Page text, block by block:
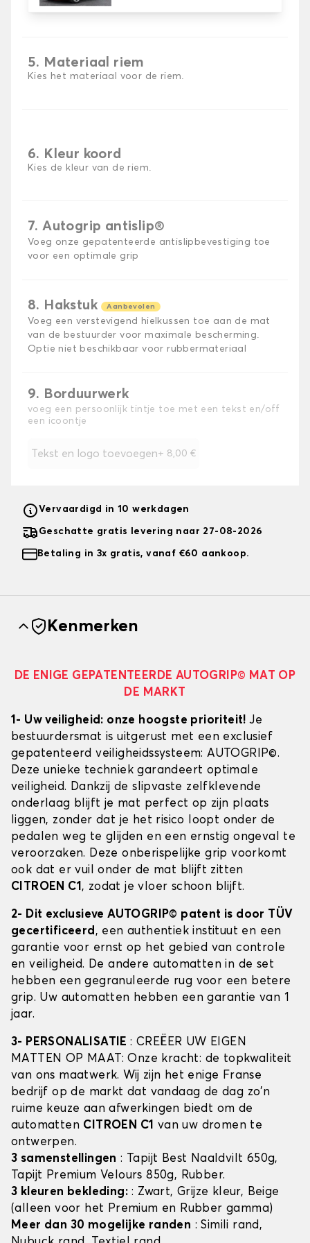
5. Materiaal riem
Kies het materiaal voor de riem.
6. Kleur koord
Kies de kleur van de riem.
7. Autogrip antislip®
Voeg onze gepatenteerde antislipbevestiging toe
voor een optimale grip
8. Hakstuk Aanbevolen
Voeg een verstevigend hielkussen toe aan de mat
van de bestuurder voor maximale bescherming.
Optie niet beschikbaar voor rubbermateriaal
9. Borduurwerk
voeg een persoonlijk tintje toe met een tekst en/off
een icoontje
Tekst en logo toevoegen+ 8,00 €
Vervaardigd in 10 werkdagen
Geschatte gratis levering naar 27-08-2026
Betaling in 3x gratis, vanaf €60 aankoop.
Kenmerken
DE ENIGE GEPATENTEERDE AUTOGRIP© MAT OP
DE MARKT
1- Uw veiligheid: onze hoogste prioriteit!Je
bestuurdersmat is uitgerust met een exclusief
gepatenteerd veiligheidssysteem: AUTOGRIP©.
Deze unieke techniek garandeert optimale
veiligheid. Dankzij de slipvaste zelfklevende
onderlaag blijft je mat perfect op zijn plaats
liggen, zonder dat je het risico loopt onder de
pedalen weg te glijden en een ernstig ongeval te
veroorzaken. Deze onberispelijke grip voorkomt
ook dat er vuil onder de mat blijft zitten
CITROEN C1, zodat je vloer schoon blijft.
2- Dit exclusieve AUTOGRIP© patent is door TÜV
gecertificeerd, een authentiek instituut en een
garantie voor ernst op het gebied van controle
en veiligheid. De andere automatten in de set
hebben een gegranuleerde rug voor een betere
grip. Uw automatten hebben een garantie van 1
jaar.
3- PERSONALISATIE: CREËER UW EIGEN
MATTEN OP MAAT: Onze kracht: de topkwaliteit
van ons maatwerk. Wij zijn het enige Franse
bedrijf op de markt dat vandaag de dag zo'n
ruime keuze aan afwerkingen biedt om de
automatten CITROEN C1 van uw dromen te
ontwerpen.
3 samenstellingen : Tapijt Best Naaldvilt 650g,
Tapijt Premium Velours 850g, Rubber.
3 kleuren bekleding: : Zwart, Grijze kleur, Beige
(alleen voor het Premium en Rubber gamma)
Meer dan 30 mogelijke randen : Simili rand,